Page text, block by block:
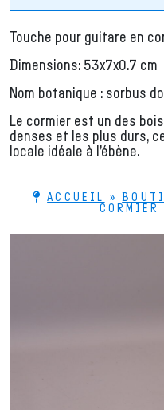
Touche pour guitare en
Dimensions: 53x7x0.7 cm
Nom botanique : sorbus
Le cormier est un des
denses et les plus durs,
locale idéale à l’ébène.
ACCUEIL »